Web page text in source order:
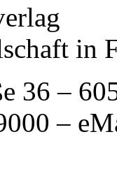
in
36 –
–